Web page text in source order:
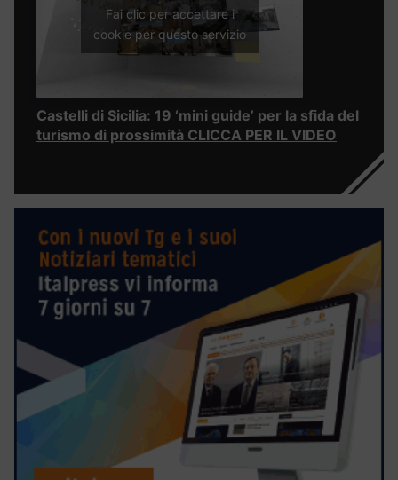
Fai clic per accettare i
cookie per questo servizio
Castelli di Sicilia: 19 ‘mini guide’ per la sfida del
turismo di prossimità CLICCA PER IL VIDEO